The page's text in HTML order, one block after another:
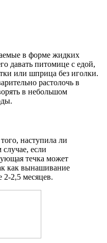
в форме жидких
давать питомице с едой,
или шприца без иголки.
растолочь в
в небольшом
наступила ли
если
течка может
как вынашивание
2-2,5 месяцев.